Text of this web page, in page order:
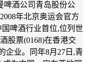
啤酒公司青岛股份公
年北京奥运会官方
啤酒行业首位,位列世
股票(0168)在香港交
企业。同年8月27日,青